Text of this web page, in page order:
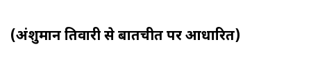
(अंशुमान तिवारी से बातचीत पर आधारित)